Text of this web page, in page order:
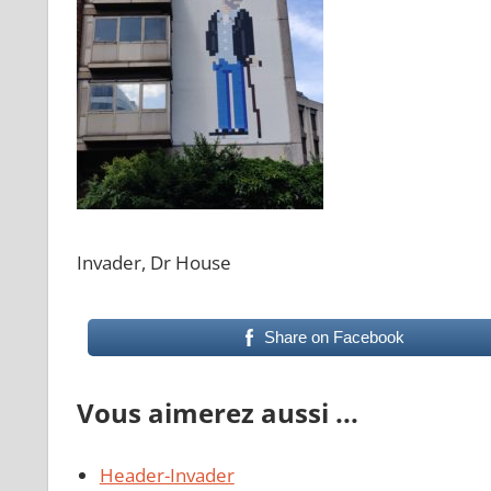
Invader, Dr House
Share on Facebook
Vous aimerez aussi ...
Header-Invader